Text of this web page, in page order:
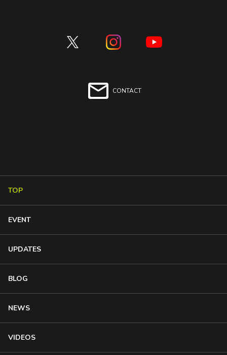
CONTACT
TOP
EVENT
UPDATES
BLOG
NEWS
VIDEOS